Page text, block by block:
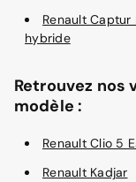
Renault
hybride
Retrouvez nos
modèle :
Renault Clio 5
Renault Kadjar